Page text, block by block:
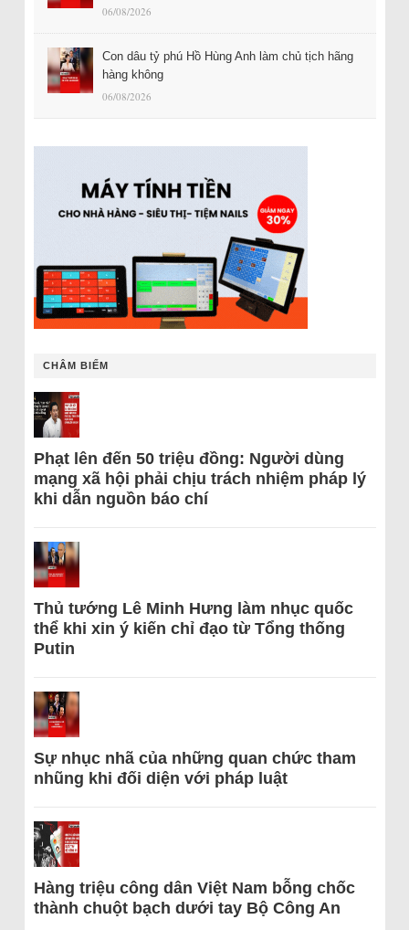
06/08/2026
Con dâu tỷ phú Hồ Hùng Anh làm chủ tịch hãng
hàng không
06/08/2026
CHÂM BIẾM
Phạt lên đến 50 triệu đồng: Người dùng
mạng xã hội phải chịu trách nhiệm pháp lý
khi dẫn nguồn báo chí
Thủ tướng Lê Minh Hưng làm nhục quốc
thể khi xin ý kiến chỉ đạo từ Tổng thống
Putin
Sự nhục nhã của những quan chức tham
nhũng khi đối diện với pháp luật
Hàng triệu công dân Việt Nam bỗng chốc
thành chuột bạch dưới tay Bộ Công An